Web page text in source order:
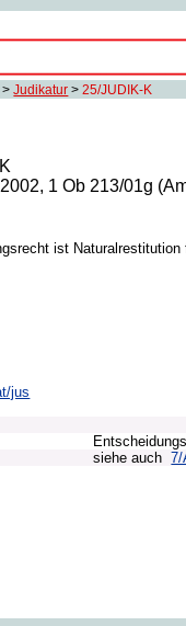
>Judikatur >25/JUDIK-K
1 Ob 213/01g
ist Naturalrestitution
jus
siehe auch 7/